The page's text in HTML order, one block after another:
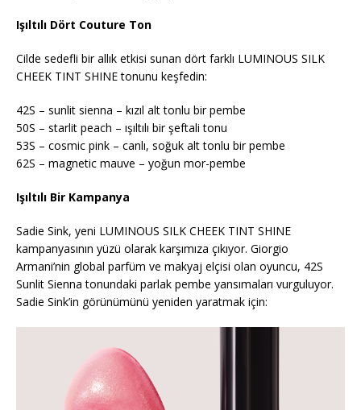
Işıltılı Dört Couture Ton
Cilde sedefli bir allık etkisi sunan dört farklı LUMINOUS SILK
CHEEK TINT SHINE tonunu keşfedin:
42S – sunlit sienna – kızıl alt tonlu bir pembe
50S – starlit peach – ışıltılı bir şeftali tonu
53S – cosmic pink – canlı, soğuk alt tonlu bir pembe
62S – magnetic mauve – yoğun mor-pembe
Işıltılı Bir Kampanya
Sadie Sink, yeni LUMINOUS SILK CHEEK TINT SHINE
kampanyasının yüzü olarak karşımıza çıkıyor. Giorgio
Armani’nin global parfüm ve makyaj elçisi olan oyuncu, 42S
Sunlit Sienna tonundaki parlak pembe yansımaları vurguluyor.
Sadie Sink’in görünümünü yeniden yaratmak için: